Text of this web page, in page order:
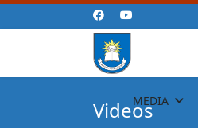
MEDIA
Videos